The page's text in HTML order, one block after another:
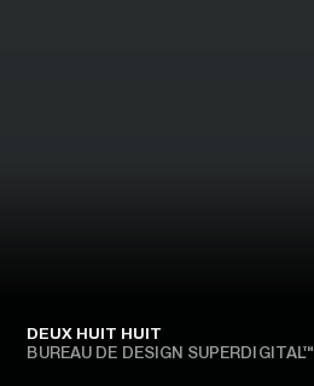
DEUX HUIT HUIT
BUREAU DE DESIGN SUPERDIGITAL™